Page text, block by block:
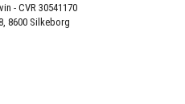
- CVR 30541170
8600 Silkeborg